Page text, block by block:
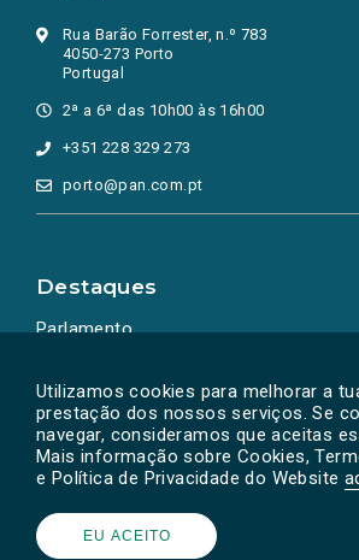
Utilizamos cookies para melhorar a
prestação dos nossos serviços. Se
navegar, consideramos que aceitas
Mais informação sobre Cookies,
e Política de Privacidade do Website
EU ACEITO
Rua Barão Forrester, n.º 783
4050-273 Porto
Portugal
2ª a 6ª das 10h00 às 16h00
+351 228 329 273
porto@pan.com.pt
Destaques
Parlamento
Powered by © PAN 2026